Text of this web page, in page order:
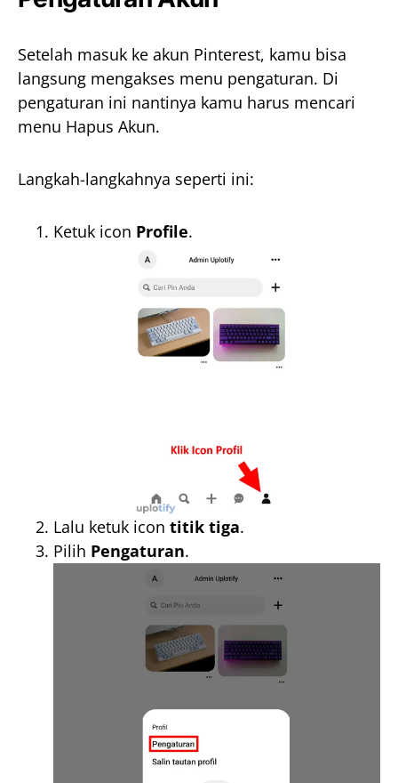
Setelah masuk ke akun Pinterest, kamu bisa
langsung mengakses menu pengaturan. Di
pengaturan ini nantinya kamu harus mencari
menu Hapus Akun.
Langkah-langkahnya seperti ini:
Ketuk icon Profile.
Lalu ketuk icon titik tiga.
Pilih Pengaturan.